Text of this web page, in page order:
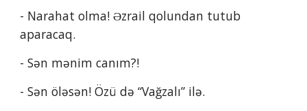
- Narahat olma! Əzrail qolundan tutub
aparacaq.
- Sən mənim canım?!
- Sən öləsən! Özü də “Vağzalı” ilə.